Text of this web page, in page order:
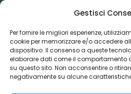
Gestisci
Per fornire le migliori esperienze,
cookie per memorizzare e/o accedere
dispositivo. Il consenso a queste
elaborare dati come il comportamento
su questo sito. Non acconsentire o
negativamente su alcune
Via Martiri della Libertà, 28
20833 Giussano (MB)
P.I. 06982770965
Privacy Policy